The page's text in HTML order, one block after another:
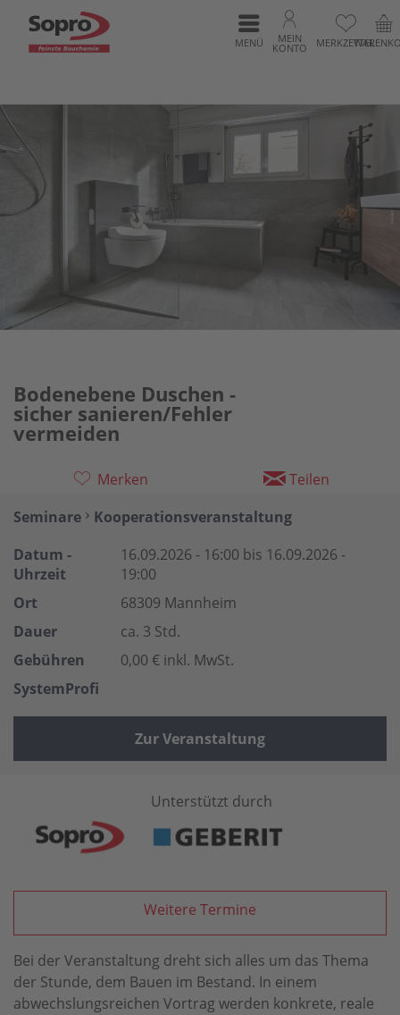
MERKZETTEL
MEIN
KONTO
MENÜ
Bodenebene Duschen -
sicher sanieren/Fehler
vermeiden
Merken
Teilen
Seminare
Kooperationsveranstaltung
Datum -
Uhrzeit
16.09.2026 - 16:00 bis 16.09.2026 -
19:00
Ort
68309 Mannheim
Dauer
ca. 3 Std.
Gebühren
0,00 € inkl. MwSt.
SystemProfi
Zur Veranstaltung
Unterstützt durch
Weitere Termine
Bei der Veranstaltung dreht sich alles um das Thema
der Stunde, dem Bauen im Bestand. In einem
abwechslungsreichen Vortrag werden konkrete, reale